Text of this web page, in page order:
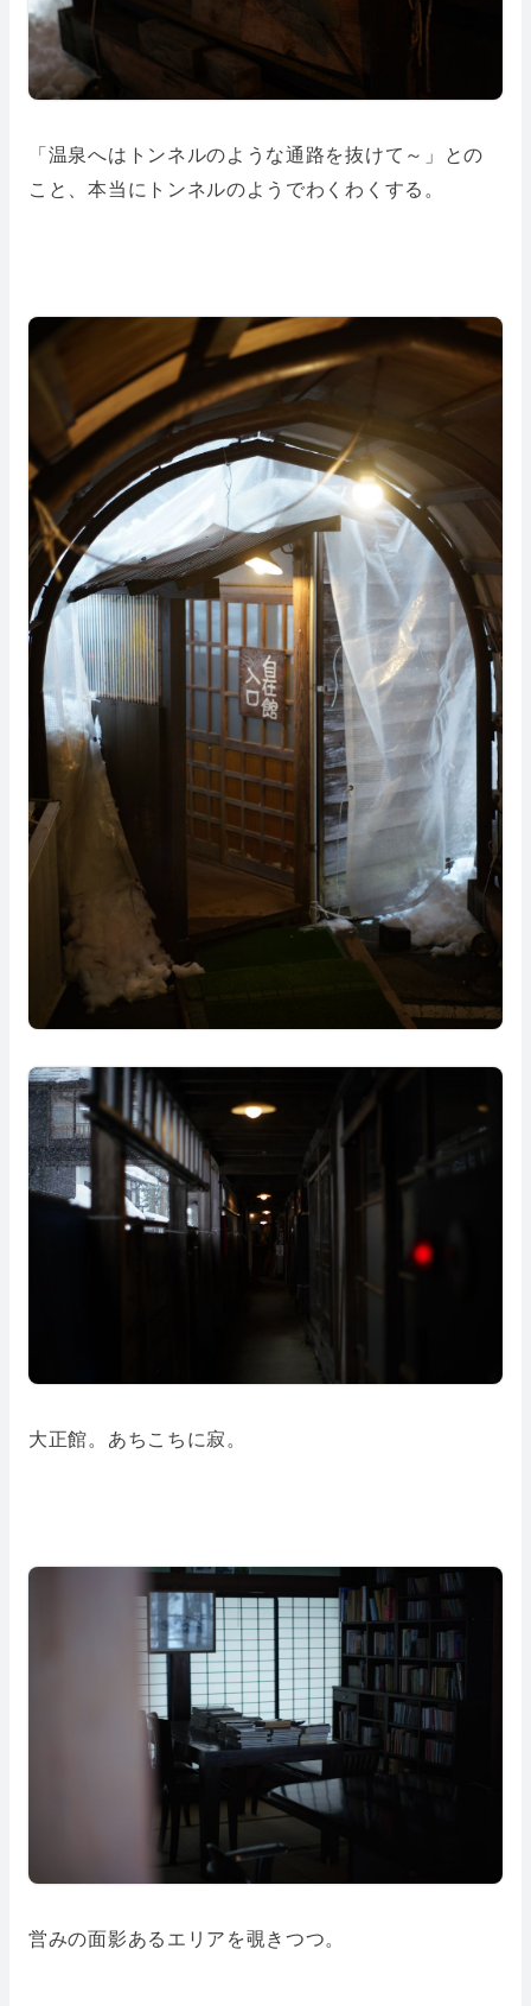
「温泉へはトンネルのような通路を抜けて～」との
こと、本当にトンネルのようでわくわくする。
大正館。あちこちに寂。
営みの面影あるエリアを覗きつつ。